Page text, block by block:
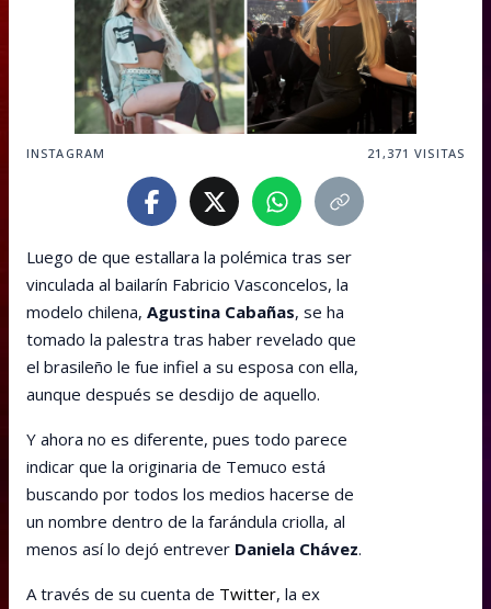
INSTAGRAM 21,371 VISITAS
Luego de que estallara la polémica tras ser
vinculada al bailarín Fabricio Vasconcelos, la
modelo chilena, Agustina Cabañas, se ha
tomado la palestra tras haber revelado que
el brasileño le fue infiel a su esposa con ella,
aunque después se desdijo de aquello.
Y ahora no es diferente, pues todo parece
indicar que la originaria de Temuco está
buscando por todos los medios hacerse de
un nombre dentro de la farándula criolla, al
menos así lo dejó entrever Daniela Chávez.
A través de su cuenta de Twitter, la ex